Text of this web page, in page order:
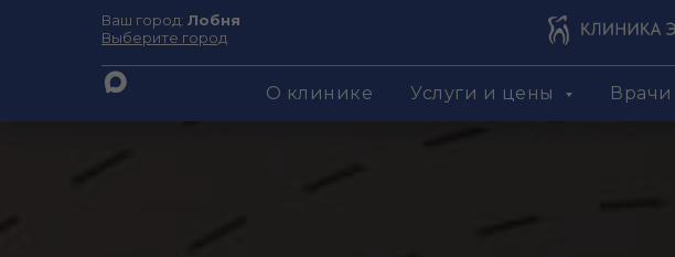
Ваш город: Лобня
Выберите город
О клинике Услуги и цены Врачи